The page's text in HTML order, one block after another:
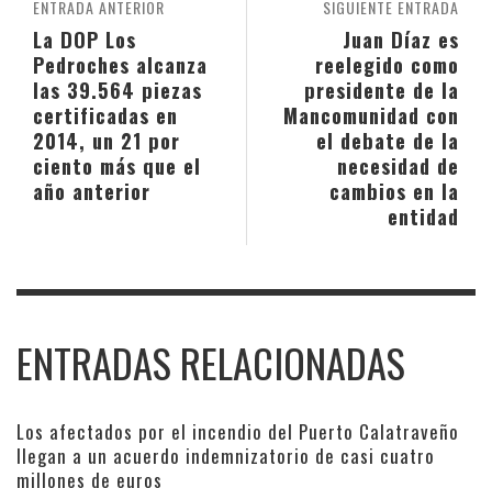
SIGUIENTE ENTRADA
Juan Díaz es
reelegido como
presidente de la
Mancomunidad con
el debate de la
necesidad de
cambios en la
entidad
ENTRADA ANTERIOR
La DOP Los
Pedroches alcanza
las 39.564 piezas
certificadas en
2014, un 21 por
ciento más que el
año anterior
ENTRADAS RELACIONADAS
Los afectados por el incendio del Puerto Calatraveño
llegan a un acuerdo indemnizatorio de casi cuatro
millones de euros